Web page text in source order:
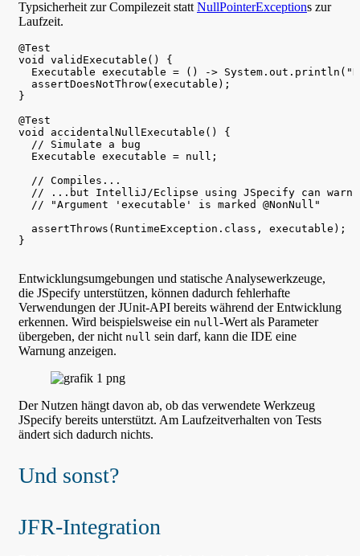
Typsicherheit zur Compilezeit statt NullPointerExceptions zur
Laufzeit.
@Test
void validExecutable() {
Executable executable = () ->
  assertDoesNotThrow(executable);
}
@Test
void accidentalNullExecutable() {
  // Simulate a bug
  Executable executable = null;
  // Compiles...
  // ...but IntelliJ/Eclipse using JSpecify can warn:
  // "Argument 'executable' is marked @NonNull"
  assertThrows(RuntimeException.class, executable);
}
Entwicklungsumgebungen und statische Analysewerkzeuge,
die JSpecify unterstützen, können dadurch fehlerhafte
Verwendungen der JUnit-API bereits während der Entwicklung
erkennen. Wird beispielsweise ein null-Wert als Parameter
übergeben, der nicht null sein darf, kann die IDE eine
Warnung anzeigen.
Der Nutzen hängt davon ab, ob das verwendete Werkzeug
JSpecify bereits unterstützt. Am Laufzeitverhalten von Tests
ändert sich dadurch nichts.
Und sonst?
JFR-Integration